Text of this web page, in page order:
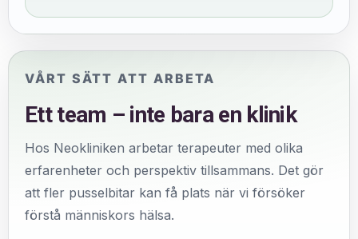
VÅRT SÄTT ATT ARBETA
Ett team – inte bara en klinik
Hos Neokliniken arbetar terapeuter med olika
erfarenheter och perspektiv tillsammans. Det gör
att fler pusselbitar kan få plats när vi försöker
förstå människors hälsa.